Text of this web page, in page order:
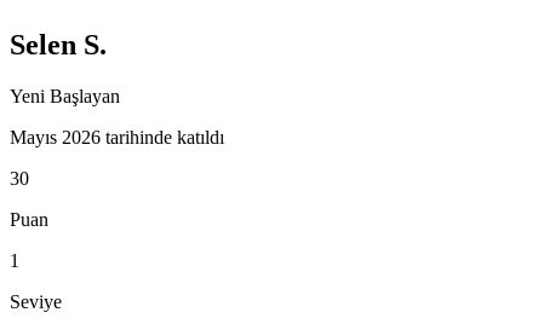
Selen S.
Yeni Başlayan
Mayıs 2026 tarihinde katıldı
30
Puan
1
Seviye